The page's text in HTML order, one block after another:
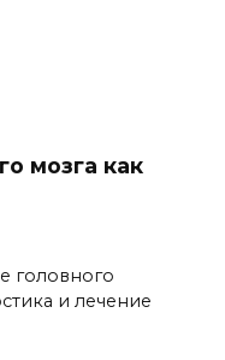
мозга как
головного
и лечение